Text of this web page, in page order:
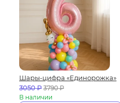
Шары-цифра «Единорожка»
3050₽ 3790₽
В наличии